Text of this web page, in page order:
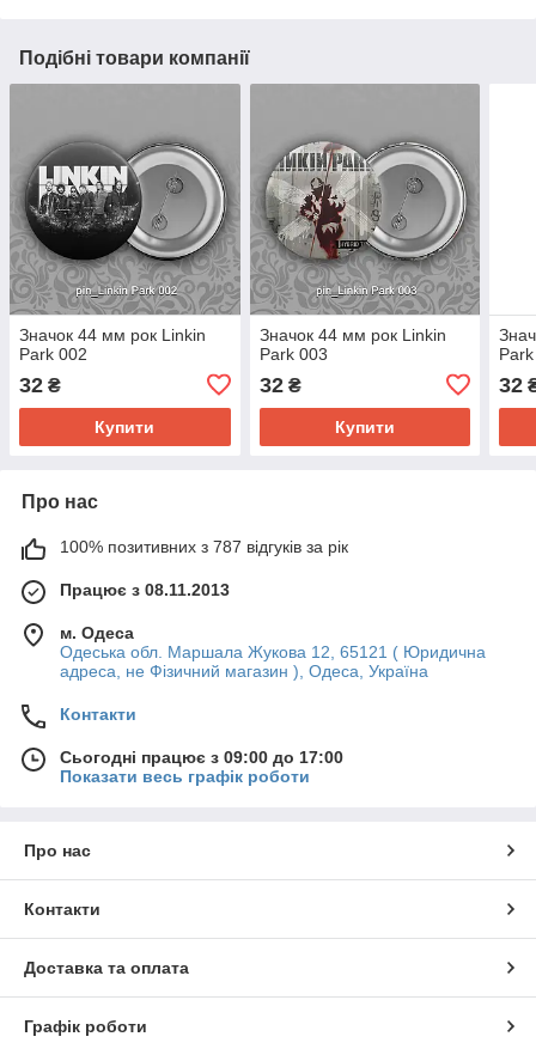
Подібні товари компанії
Значок 44 мм рок Linkin
Park 002
32 ₴
Купити
Значок 44 мм рок Linkin
Park 003
32₴
Купити
32
Про нас
100% позитивних з 787 відгуків за рік
Працює з 08.11.2013
м. Одеса
Одеська обл. Маршала Жукова 12, 65121 ( Юридична
адреса, не Фізичний магазин ), Одеса, Україна
Контакти
Сьогодні працює з 09:00 до 17:00
Показати весь графік роботи
Про нас
Контакти
Доставка та оплата
Графік роботи